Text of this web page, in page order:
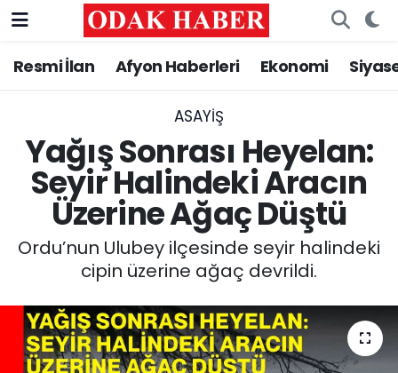
Resmi İlan Afyon Haberleri Ekonomi
ASAYİŞ
Yağış Sonrası Heyelan:
Seyir Halindeki Aracın
Üzerine Ağaç Düştü
Ordu’nun Ulubey ilçesinde seyir halindeki
cipin üzerine ağaç devrildi.
AFYONKARAHİSAR HABERLERİ
ASAYİŞ
GÜNCEL
SİYASET
MAGAZİN
Nöbetçi Eczaneler
Trafik Durumu
Süper Lig Puan Durumu ve Fikstür
Tüm Manşetler
Haber Arşivi